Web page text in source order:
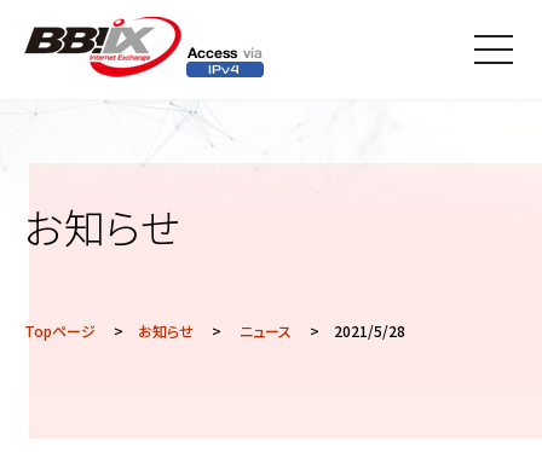
メニ
お知らせ
Topページ > お知らせ > ニュース > 2021/5/28